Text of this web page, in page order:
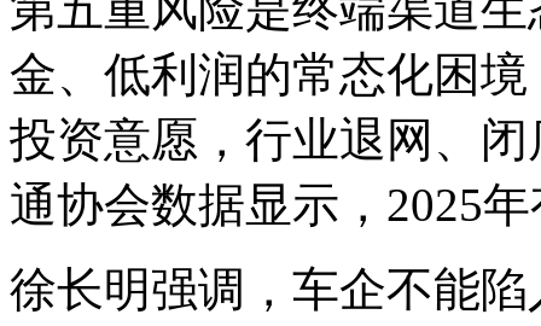
金、低利润的常态化困
投资意愿，行业退网、
通协会数据显示，2025
徐长明强调，车企不能